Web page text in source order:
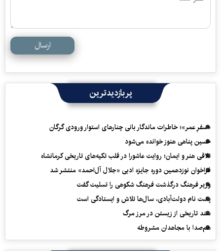
ارسال
پربازدیدترین
«سفرِ عمر»؛ خاطرات ماندگار بانی چنارهای استوار ورودی گرگان
حسین پناهی هنوز خوانده می‌شود
تلاقی هنر و ایمان؛ روایت عاشورا در قلب تکیه‌های تاریخی کرمانشاه
فراخوان نوزدهمین دوره جایزه ادبی «جلال آل‌احمد» منتشر شد
وزیر فرهنگ درگذشت فرهنگ شکوهی را تسلیت گفت
پشت نام دولت‌آبادی، سال‌ها تلاش و ایستادگی است
سند تاریخی از زیستن در مرز مرگ
هم‌صدا با مجاهدان مشروطه